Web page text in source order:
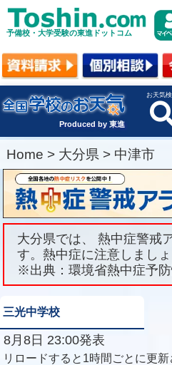
予備校・大学受験の東進ドットコム
Produced by 東進
お天気
Home > 大分県 > 中津市
大分県では、 熱中症警戒
す。熱中症に注意しましょ
※出典：環境省熱中症予防
三光中学校
8月8日 23:00発表
リロードすると1時間ごとに更新